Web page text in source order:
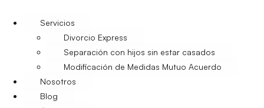
Servicios
Divorcio Express
Separación con hijos sin estar casados
Modificación de Medidas Mutuo Acuerdo
Nosotros
Blog